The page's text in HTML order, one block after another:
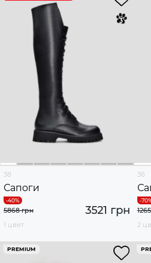
38
Сапоги
3521 грн
5868 грн
1 цвет
36
2
PREMIUM